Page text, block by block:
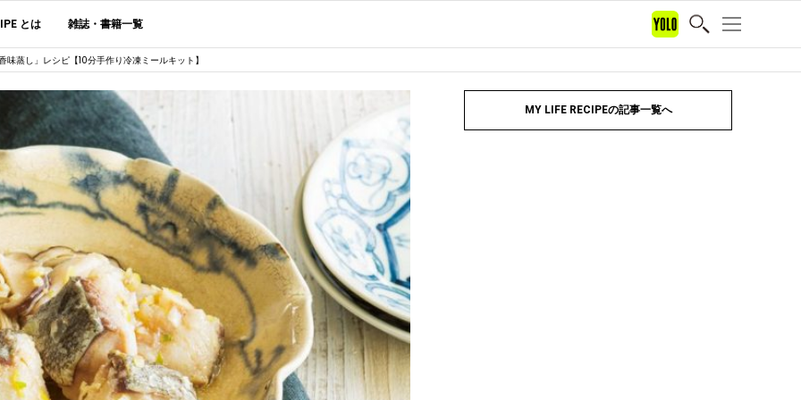
とは 雑誌・書籍一覧
蒸し」レシピ【10分手作り冷凍ミールキット】
MY LIFE RECIPEの記事一覧へ